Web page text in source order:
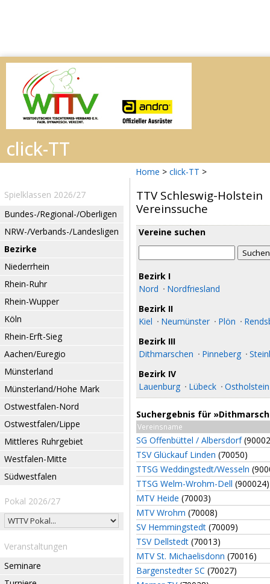
Home > click-TT >
Spielklassen 2026/27
Bundes-/Regional-/Oberligen
NRW-/Verbands-/Landesligen
Bezirke
Niederrhein
Rhein-Ruhr
Rhein-Wupper
Köln
Rhein-Erft-Sieg
Aachen/Euregio
Münsterland
Münsterland/Hohe Mark
Ostwestfalen-Nord
Ostwestfalen/Lippe
Mittleres Ruhrgebiet
Westfalen-Mitte
Südwestfalen
Pokal 2026/27
Veranstaltungen
Seminare
TTV Schleswig-Holstein
Vereinssuche
Vereine suchen
Bezirk I
Nord
Nordfriesland
Bezirk II
Kiel
Neumünster Plön
Bezirk III
Dithmarschen
Pinneberg
Bezirk IV
Lauenburg
Lübeck Ostholstein
Suchergebnis für
Vereinsname
SG Offenbüttel / Albersdorf
TSV Glückauf Linden (70050)
TTSG Weddingstedt/Wesseln
TTSG Welm-Wrohm-Dell (900024)
MTV Heide (70003)
MTV Wrohm (70008)
SV Hemmingstedt (70009)
TSV Dellstedt (70013)
MTV St. Michaelisdonn (70016)
Bargenstedter SC (70027)